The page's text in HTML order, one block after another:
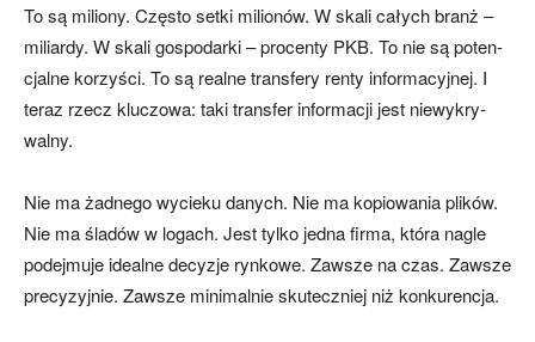
To są mi­lio­ny. Czę­sto set­ki mi­lio­nów. W ska­li ca­ły­ch branż –
mi­liar­dy. W ska­li go­spo­dar­ki – pro­cen­ty PKB. To nie są po­ten­
cjal­ne ko­rzy­ści. To są re­al­ne trans­fe­ry ren­ty in­for­ma­cyj­nej. I
te­raz rze­cz klu­czo­wa: ta­ki trans­fer in­for­ma­cji je­st nie­wy­kry­
wal­ny.
Nie ma żad­ne­go wy­cie­ku da­ny­ch. Nie ma ko­pio­wa­nia pli­ków.
Nie ma śla­dów w lo­ga­ch. Je­st tyl­ko jed­na fir­ma, któ­ra na­gle
po­dej­mu­je ide­al­ne de­cy­zje ryn­ko­we. Za­wsze na czas. Za­wsze
pre­cy­zyj­nie. Za­wsze mi­ni­mal­nie sku­tecz­niej niż kon­ku­ren­cja.